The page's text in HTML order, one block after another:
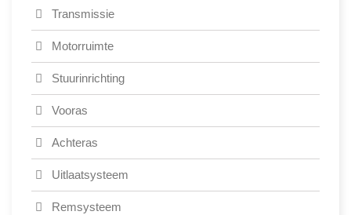
Transmissie
Motorruimte
Stuurinrichting
Vooras
Achteras
Uitlaatsysteem
Remsysteem